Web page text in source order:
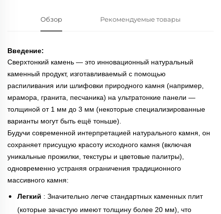
Обзор Рекомендуемые товары
Введение:
Сверхтонкий камень — это инновационный натуральный
каменный продукт, изготавливаемый с помощью
распиливания или шлифовки природного камня (например,
мрамора, гранита, песчаника) на ультратонкие панели —
толщиной от 1 мм до 3 мм (некоторые специализированные
варианты могут быть ещё тоньше).
Будучи современной интерпретацией натурального камня, он
сохраняет присущую красоту исходного камня (включая
уникальные прожилки, текстуры и цветовые палитры),
одновременно устраняя ограничения традиционного
массивного камня:
Легкий : Значительно легче стандартных каменных плит
(которые зачастую имеют толщину более 20 мм), что